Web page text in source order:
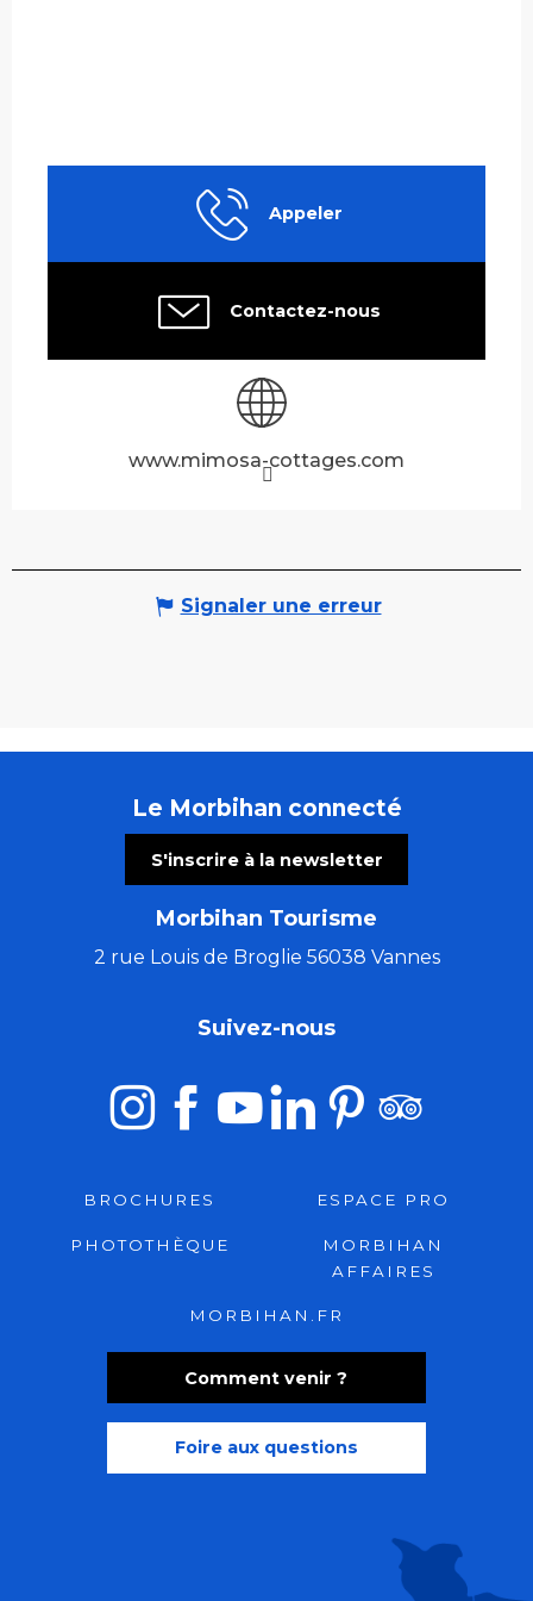
Appeler
Contactez-nous
www.mimosa-cottages.com
Signaler une erreur
Le Morbihan connecté
S'inscrire à la newsletter
Morbihan Tourisme
2 rue Louis de Broglie 56038 Vannes
Comment venir ?
Foire aux questions
Suivez-nous
BROCHURES ESPACE PRO
PHOTOTHÈQUE
MORBIHAN
AFFAIRES
MORBIHAN.FR